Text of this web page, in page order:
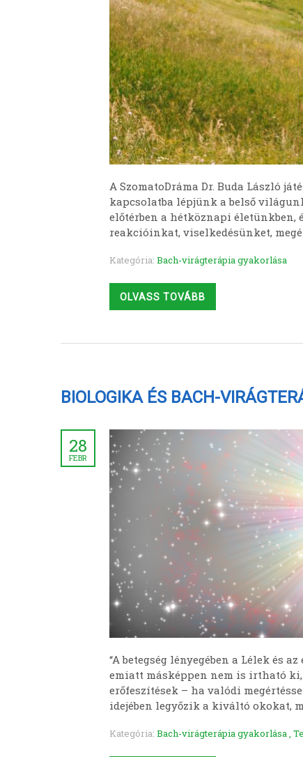
A SzomatoDráma Dr. Buda László
kapcsolatba lépjünk a belső
előtérben a hétköznapi
reakcióinkat, viselkedésünket,
Kategória: Bach-virágterápia gyakorlása
OLVASS TOVÁBB
BIOLOGIKA ÉS BACH-
28
FEBR
“A betegség lényegében a Lélek és
emiatt másképpen nem is irtható
erőfeszítések – ha valódi
idejében legyőzik a kiváltó okokat,
Kategória: Bach-virágterápia gyakorlása,